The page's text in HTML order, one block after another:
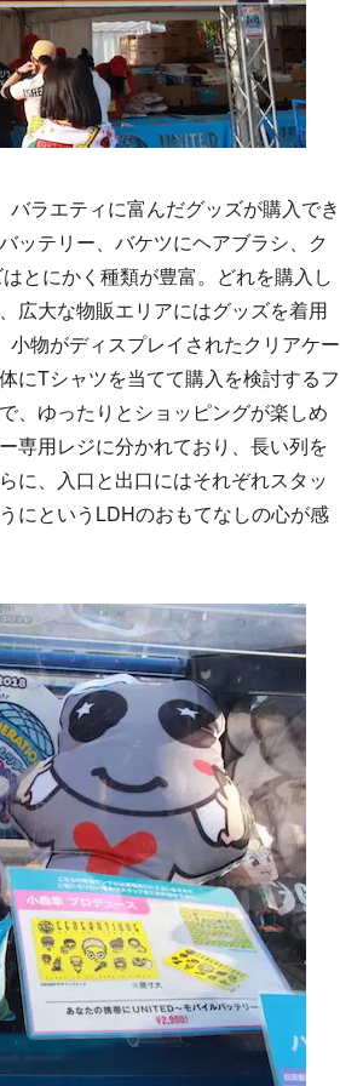
ラエティに富んだグッズが購入でき
ッテリー、バケツにヘアブラシ、ク
とにかく種類が豊富。どれを購入し
広大な物販エリアにはグッズを着用
物がディスプレイされたクリアケー
にTシャツを当てて購入を検討するフ
、ゆったりとショッピングが楽しめ
専用レジに分かれており、長い列を
に、入口と出口にはそれぞれスタッ
にというLDHのおもてなしの心が感